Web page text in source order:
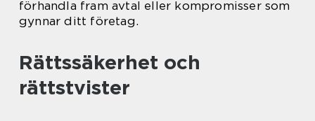
förhandla fram avtal eller kompromisser som
gynnar ditt företag.
Rättssäkerhet och
rättstvister